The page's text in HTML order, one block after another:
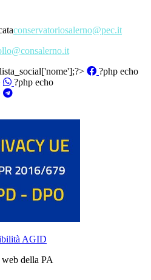
conservatoriosalerno@pec.it
?php echo
?php echo
della PA